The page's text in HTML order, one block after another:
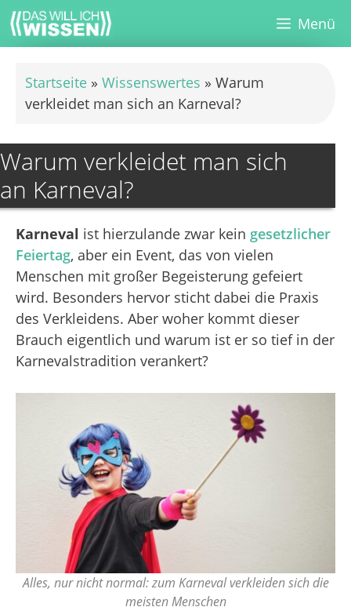
Zum
Inhalt
springen
Menü
Startseite » Wissenswertes » Warum
verkleidet man sich an Karneval?
Warum verkleidet man sich
an Karneval?
Karneval ist hierzulande zwar kein gesetzlicher
Feiertag, aber ein Event, das von vielen
Menschen mit großer Begeisterung gefeiert
wird. Besonders hervor sticht dabei die Praxis
des Verkleidens. Aber woher kommt dieser
Brauch eigentlich und warum ist er so tief in der
Karnevalstradition verankert?
Alles, nur nicht normal: zum Karneval verkleiden sich die
meisten Menschen